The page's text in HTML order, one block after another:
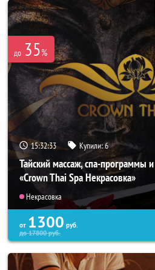
до 35%
15:32:31 Купили:6
Тайский массаж, спа-программы
«Crown Thai Spa Некрасовка»
Некрасовка
от 1300 руб.
до17800руб.